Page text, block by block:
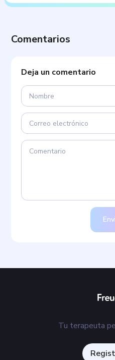
Comentarios
Deja un comentario
Tu terapeuta